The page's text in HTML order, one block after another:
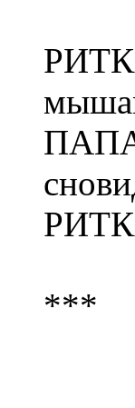
ПАПА
***